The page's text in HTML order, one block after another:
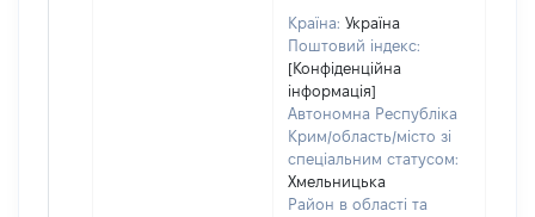
Країна: Україна
Поштовий індекс:
[Конфіденційна
інформація]
Автономна Республіка
Крим/область/місто зі
спеціальним статусом:
Хмельницька
Район в області та